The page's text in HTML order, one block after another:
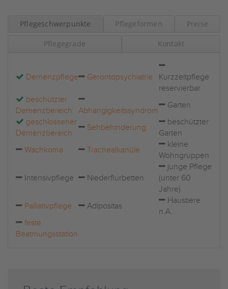
Pflegeschwerpunkte Pflegeformen Preise
Pflegegrade Kontakt
Demenzpflege Gerontopsychiatrie
Kurzzeitpflege
reservierbar
beschützter
Demenzbereich
Abhängigkeitssyndrom
Garten
geschlossener
Demenzbereich
Sehbehinderung
beschützter
Garten
Wachkoma
Trachealkanüle
kleine
Wohngruppen
Intensivpflege Niederflurbetten
junge Pflege
(unter 60
Jahre)
Palliativpflege
Adipositas
Haustiere
n.A.
feste
Beatmungsstation